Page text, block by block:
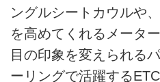
ングルシートカウルや
を高めてくれるメータ
目の印象を変えられる
ーリングで活躍する